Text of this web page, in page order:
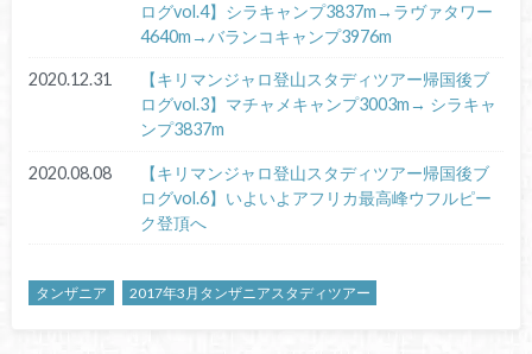
ログvol.4】シラキャンプ3837m→ラヴァタワー
4640m→バランコキャンプ3976m
2020.12.31
【キリマンジャロ登山スタディツアー帰国後ブ
ログvol.3】マチャメキャンプ3003m→ シラキャ
ンプ3837m
2020.08.08
【キリマンジャロ登山スタディツアー帰国後ブ
ログvol.6】いよいよアフリカ最高峰ウフルピー
ク登頂へ
タンザニア 2017年3月タンザニアスタディツアー